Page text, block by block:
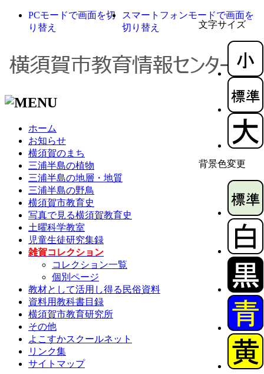
文字サイズ
背景色変更
PCモードで画面を切
り替え
スマートフォンモードで画面を
切り替え
ホーム
お知らせ
横須賀のまち
三浦半島の植物
三浦半島の地層・地質
三浦半島の野鳥
横須賀市教育史
写真で見る横須賀教育史
土曜科学教室
児童生徒研究集録
雑賀コレクション
コレクション一覧
個別ページ
教材として活用し得る民俗資料
資料用教科書目録
横須賀市教育研究所
その他
よこすかスクールネット
リンク集
サイトマップ